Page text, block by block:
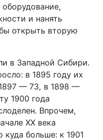
оборудование,
и нанять
открыть вторую
в Западной Сибири.
в 1895 году их
— 73, в 1898 —
1900 года
Впрочем,
ХХ века
куда больше: к 1901